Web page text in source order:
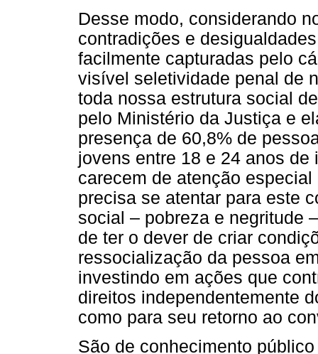
Desse modo, considerando
contradições e
facilmente capturadas pelo
visível seletividade penal de
toda nossa estrutura social
pelo Ministério da Justiça e
presença de 60,8% de
jovens entre 18 e 24 anos de
carecem de atenção
precisa se atentar para este
social – pobreza e negritude
de ter o dever de criar
ressocialização da pessoa
investindo em ações que
direitos independentemente
como para seu retorno ao
São de conhecimento